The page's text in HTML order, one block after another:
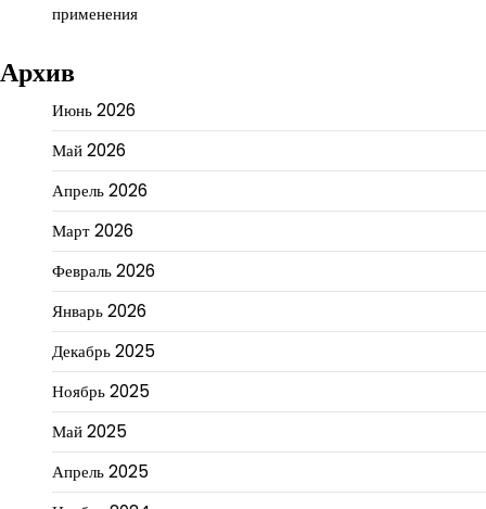
применения
Архив
Июнь 2026
Май 2026
Апрель 2026
Март 2026
Февраль 2026
Январь 2026
Декабрь 2025
Ноябрь 2025
Май 2025
Апрель 2025